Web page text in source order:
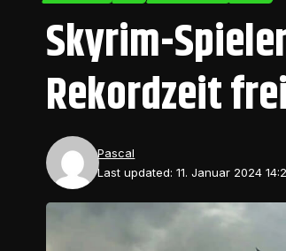
Skyrim-
Rekordzeit frei
Last updated: 11. Januar 2024
Pascal